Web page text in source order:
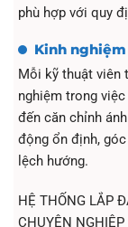
phù hợp với quy
Kinh
Mỗi kỹ thuật viên
nghiệm trong
đến căn chỉnh
động ổn định,
lệch hướng.
HỆ THỐNG LẮP
CHUYÊN